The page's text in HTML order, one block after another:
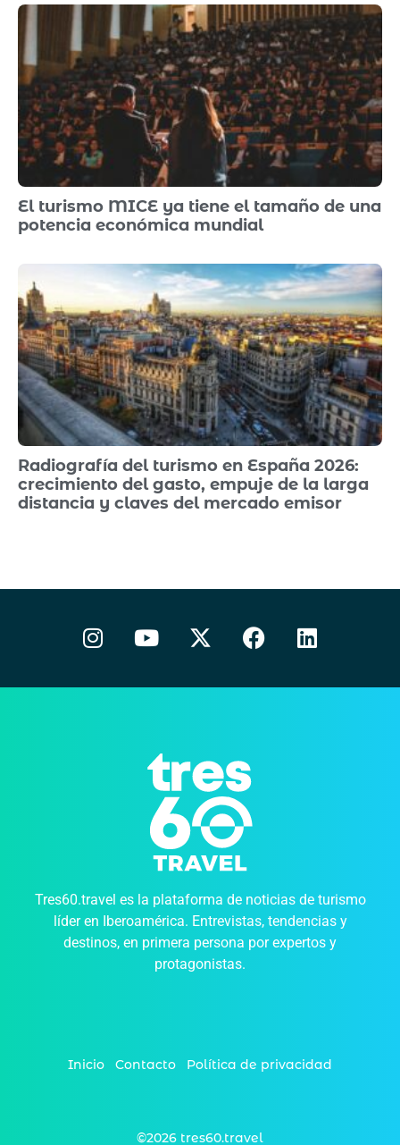
El turismo MICE ya tiene el tamaño de una
potencia económica mundial
Radiografía del turismo en España 2026:
crecimiento del gasto, empuje de la larga
distancia y claves del mercado emisor
Tres60.travel es la plataforma de noticias de turismo
líder en Iberoamérica. Entrevistas, tendencias y
destinos, en primera persona por expertos y
protagonistas.
Inicio Contacto Política de privacidad
©2026 tres60.travel